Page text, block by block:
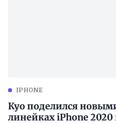
IPHONE
Куо поделился
линейках iPhone 2020